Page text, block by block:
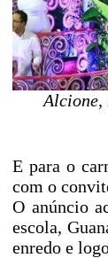
Alcione,
E para o
com o
O anúncio
escola,
enredo e